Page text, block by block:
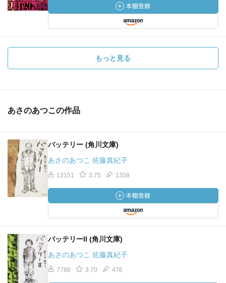
もっと見る
あさのあつこの作品
バッテリー (角川文庫)
あさのあつこ 佐藤真紀子
13151 3.75 1358
バッテリーII (角川文庫)
あさのあつこ 佐藤真紀子
7788 3.70 476